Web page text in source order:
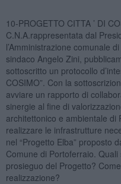
10-PROGETTO CITTA ’ DI
C.N.A.rappresentata dal
l’Amministrazione comunale
sindaco Angelo Zini,
sottoscritto un protocollo
COSIMO”. Con la
avviare un rapporto di
sinergie al fine di
architettonico e ambientale di
realizzare le infrastrutture
nel “Progetto Elba” proposto
Comune di Portoferraio.
prosieguo del Progetto?
realizzazione?